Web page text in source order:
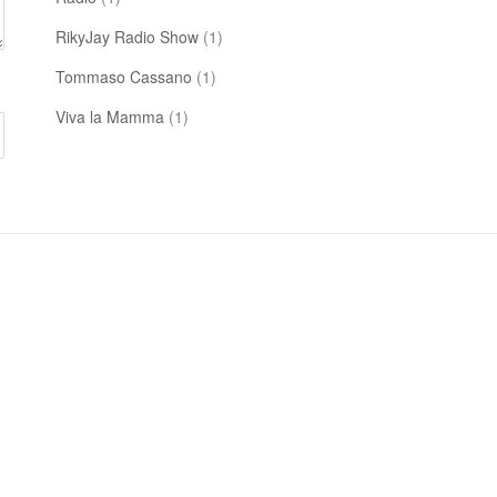
RikyJay Radio Show(1)
Tommaso Cassano (1)
Viva la Mamma(1)